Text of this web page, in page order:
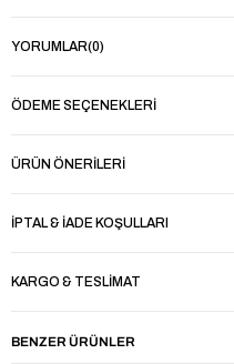
YORUMLAR(0)
ÖDEME SEÇENEKLERI
ÜRÜN ÖNERILERI
İPTAL & İADE KOŞULLARI
KARGO & TESLIMAT
BENZER ÜRÜNLER